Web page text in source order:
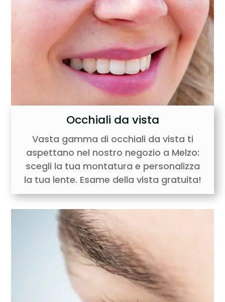
Occhiali da vista
Vasta gamma di occhiali da vista ti
aspettano nel nostro negozio a Melzo:
scegli la tua montatura e personalizza
la tua lente. Esame della vista gratuita!